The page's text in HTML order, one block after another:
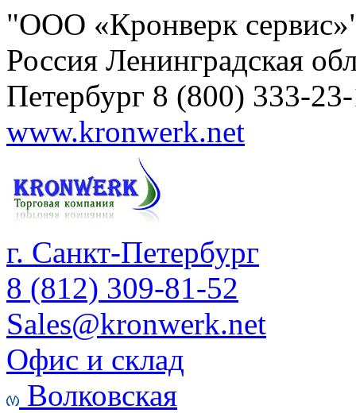
"ООО «Кронверк
Россия Ленинградская
Петербург 8 (800) 333-
www.kronwerk.net
г. Санкт-Петербург
8 (812) 309-81-52
Sales@kronwerk.net
Офис и склад
Волковская